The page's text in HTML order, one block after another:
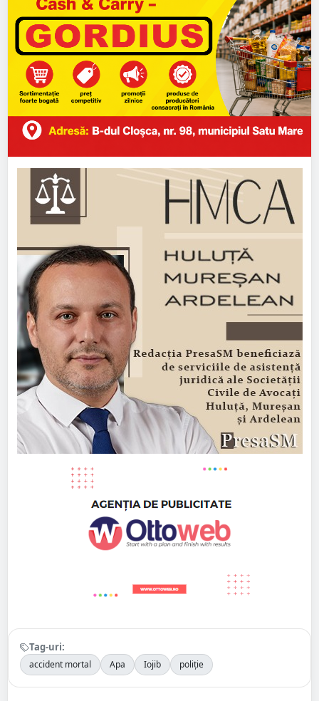
Tag-uri:
accident mortal Apa Iojib poliție